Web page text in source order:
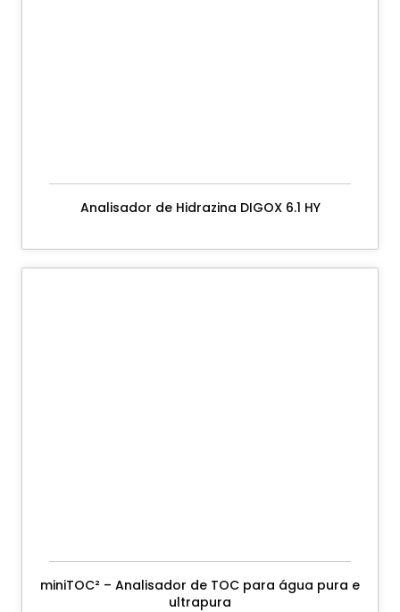
Analisador de Hidrazina DIGOX 6.1 HY
miniTOC² – Analisador de TOC para água pura e
ultrapura